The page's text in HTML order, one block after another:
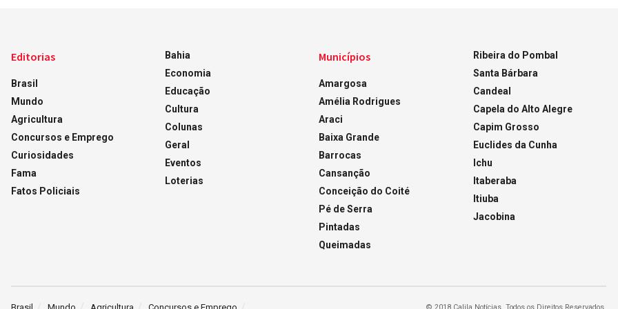
Editorias
Brasil
Mundo
Agricultura
Concursos e Emprego
Curiosidades
Fama
Fatos Policiais
Bahia
Economia
Educação
Cultura
Colunas
Geral
Eventos
Loterias
Municípios
Amargosa
Amélia Rodrigues
Araci
Baixa Grande
Barrocas
Cansanção
Conceição do Coité
Pé de Serra
Pintadas
Queimadas
Ribeira do Pombal
Santa Bárbara
Candeal
Capela do Alto Alegre
Capim Grosso
Euclides da Cunha
Ichu
Itaberaba
Itiuba
Jacobina
© 2018 Calila Notícias. Todos os Direitos Reservados.